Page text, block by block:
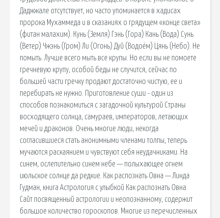
Даджжале отсутствует, но часто упоминается в хадисах
пророка Мухаммеда и в сказаниях о грядущем «конце света»
(фитан малахим). Кунь (Земля) Гэнь (Гора) Кань (Вода) Сунь
(Ветер) Чжэнь (Гром) Ли (Огонь) Дуй (Водоём) Цянь (Небо). Не
помыть. Лучше всего мыть все крупы. Но если вы не помоете
гречневую крупу, особой беды не случится, сейчас по
большей части гречку продают достаточно чистую, ее и
перебирать не нужно. Приготовление суши - один из
способов познакомиться с загадочной культурой Страны
восходящего солнца, самураев, императоров, летающих
мечей и драконов. Очень многие люди, некогда
согласившиеся стать анонимными членами толпы, теперь
мучаются раскаянием и чувствуют себя неудачниками. На
синем, ослепительно синем небе — полыхающее огнем
июльское солнце да редкие. Как распознать Овна — Линда
Гудман, книга Астрология с улыбкой Как распознать Овна.
Сайт посвященный астрологии и неопознанному, содержит
большое количество гороскопов. Многие из перечисленных